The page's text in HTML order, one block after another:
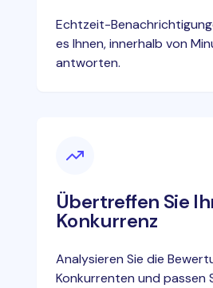
Echtzeit-
es Ihnen, innerhalb von
antworten.
Übertreffen Sie
Konkurrenz
Analysieren Sie die
Konkurrenten und passen